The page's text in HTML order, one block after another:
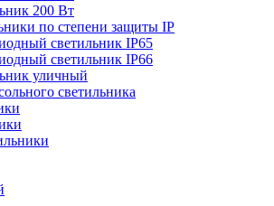
200 Вт
по степени защиты IP
светильник IP65
светильник IP66
уличный
светильника